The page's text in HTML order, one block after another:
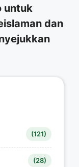
untuk
dan
(121)
(28)